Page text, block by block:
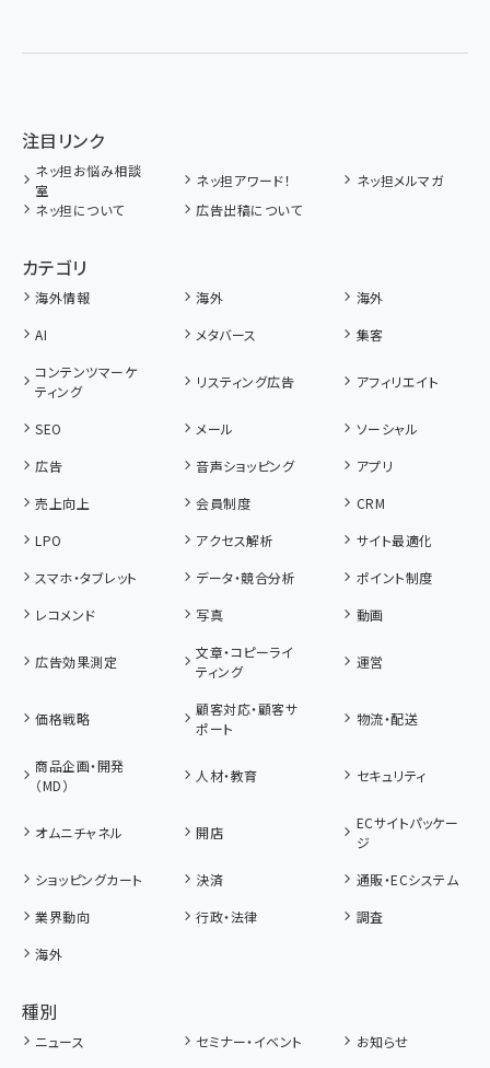
注目リンク
ネッ担お悩み相談
室
ネッ担アワード！
ネッ担メルマガ
ネッ担について
広告出稿について
カテゴリ
海外情報 海外
海外
AI
メタバース
集客
コンテンツマーケ
ティング
リスティング広告 アフィリエイト
SEO メール
ソーシャル
広告
音声ショッピング
アプリ
売上向上
会員制度
CRM
LPO
アクセス解析
サイト最適化
スマホ・タブレット
データ・競合分析
ポイント制度
レコメンド
写真 動画
広告効果測定
文章・コピーライ
ティング
運営
価格戦略
顧客対応・顧客サ
ポート
物流・配送
商品企画・開発
（MD）
人材・教育 セキュリティ
オムニチャネル 開店
ECサイトパッケー
ジ
ショッピングカート
決済
通販・ECシステム
業界動向
行政・法律
調査
海外
種別
ニュース セミナー・イベント
お知らせ